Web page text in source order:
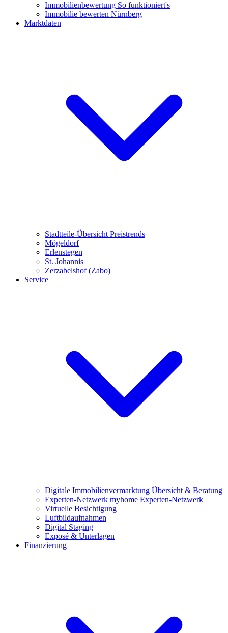
Immobilienbewertung So funktioniert's
Immobilie bewerten Nürnberg
Marktdaten
Stadtteile-Übersicht Preistrends
Mögeldorf
Erlenstegen
St. Johannis
Zerzabelshof (Zabo)
Service
Digitale Immobilienvermarktung Übersicht & Beratung
Experten-Netzwerk myhome Experten-Netzwerk
Virtuelle Besichtigung
Luftbildaufnahmen
Digital Staging
Exposé & Unterlagen
Finanzierung